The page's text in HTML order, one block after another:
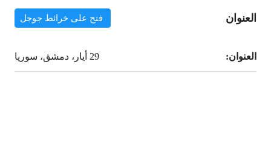
العنوان فتح على خرائط جوجل
العنوان: 29 أيار، دمشق، سوريا